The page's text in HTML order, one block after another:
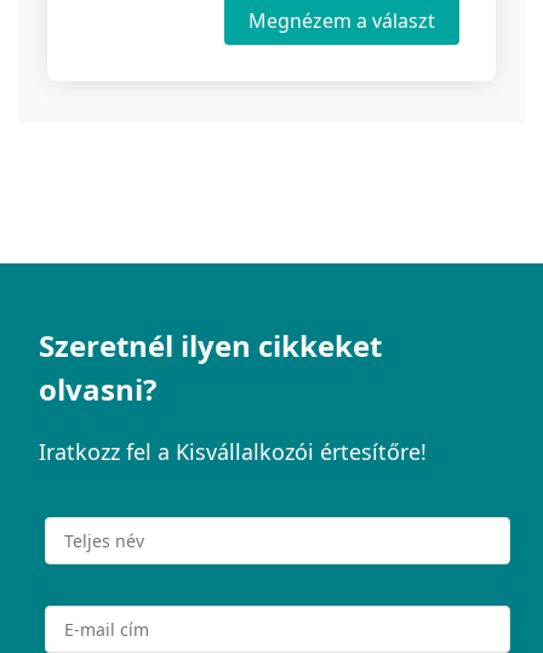
Megnézem a választ
Szeretnél ilyen cikkeket
olvasni?
Iratkozz fel a Kisvállalkozói értesítőre!